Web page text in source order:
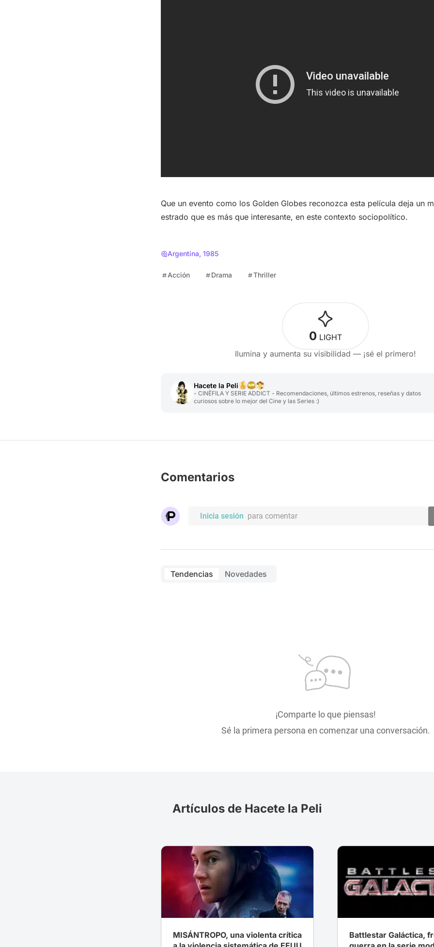
Que un evento como los Golden Globes reconozca esta película deja un
estrado que es más que interesante, en este contexto sociopolítico.
Argentina, 1985
Acción Drama Thriller
0 LIGHT
Ilumina y aumenta su visibilidad — ¡sé el primero!
Hacete la Peli
- CINËFILA Y SERIE ADDICT - Recomendaciones, últimos estrenos, reseñas y datos
curiosos sobre lo mejor del Cine y las Series :)
Comentarios
Inicia sesión para comentar
Tendencias Novedades
¡Comparte lo que piensas!
Sé la primera persona en comenzar una conversación.
Artículos de Hacete la Peli
MISÁNTROPO, una violenta crítica
Battlestar Galáctica,